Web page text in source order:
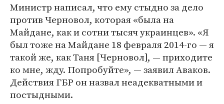
Министр написал, что ему стыдно за дело
против Черновол, которая «была на
Майдане, как и сотни тысяч украинцев». «Я
был тоже на Майдане 18 февраля 2014-го — я
такой же, как Таня [Черновол], — приходите
ко мне, жду. Попробуйте», — заявил Аваков.
Действия ГБР он назвал неадекватными и
постыдными.